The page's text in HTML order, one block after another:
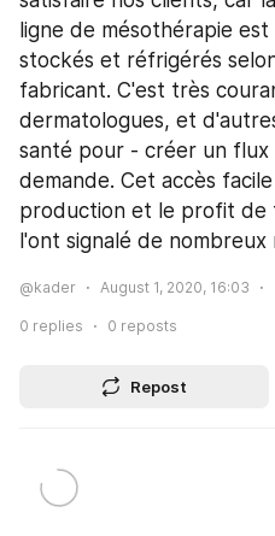
ligne de mésothérapie
stockés et réfrigérés
fabricant. C'est très
dermatologues, et
santé pour - créer un
demande. Cet accès
production et le profit de
l'ont signalé de nombreux
@kader August 1, 2020, 16:03
0 replies 0 reposts
Repost